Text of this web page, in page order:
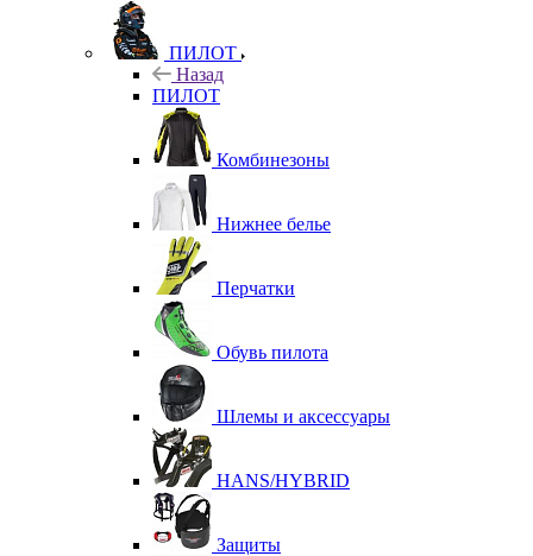
ПИЛОТ
Назад
ПИЛОТ
Комбинезоны
Нижнее белье
Перчатки
Обувь пилота
Шлемы и аксессуары
HANS/HYBRID
Защиты